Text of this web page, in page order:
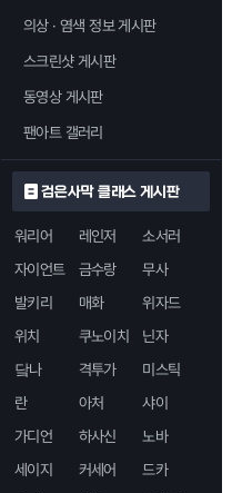
의상 · 염색 정보 게시판
스크린샷 게시판
동영상 게시판
팬아트 갤러리
검은사막 클래스 게시판
워리어 레인저
소서러
자이언트
금수랑
무사
발키리
매화
위자드
위치
쿠노이치
닌자
닼나
격투가
미스틱
란
아처
샤이
가디언
하사신
노바
세이지
커세어
드카